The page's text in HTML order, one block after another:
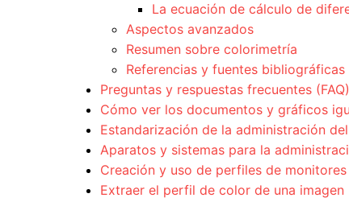
La ecuación de cálculo de
Aspectos avanzados
Resumen sobre colorimetría
Referencias y fuentes bibliográficas
Preguntas y respuestas frecuentes
Cómo ver los documentos y gráficos
Estandarización de la administración
Aparatos y sistemas para la
Creación y uso de perfiles de
Extraer el perfil de color de una imagen